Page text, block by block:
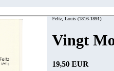
Feltz, Louis (1816-1891)
Vingt
19,50 EUR